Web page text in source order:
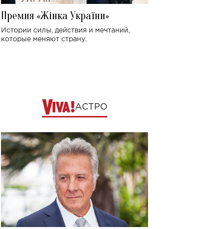
Премия «Жінка України»
Истории силы, действия и мечтаний,
которые меняют страну.
АСТРО